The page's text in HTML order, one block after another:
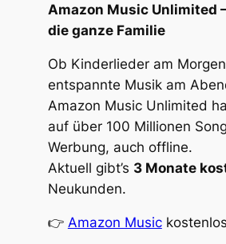
Amazon Music Unlimited
die ganze Familie
Ob Kinderlieder am
entspannte Musik am
Amazon Music Unlimited
auf über 100 Millionen
Werbung, auch offline.
Aktuell gibt’s 3 Monate
Neukunden.
👉 Amazon Music